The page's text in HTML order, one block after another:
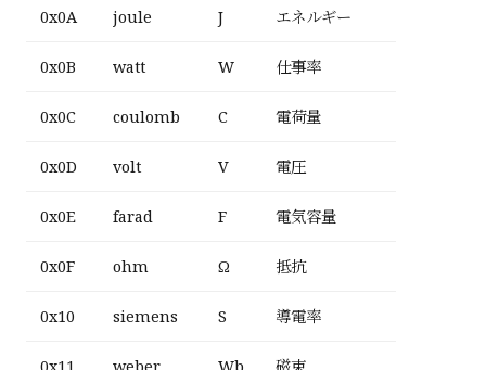
0x0A joule J エネルギー
0x0B watt W 仕事率
0x0C coulomb C 電荷量
0x0D volt V 電圧
0x0E farad F 電気容量
0x0F ohm Ω 抵抗
0x10 siemens S 導電率